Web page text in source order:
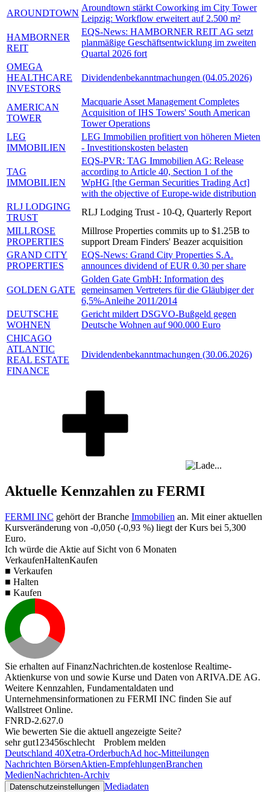
AROUNDTOWN
Aroundtown stärkt Coworking im City Tower
Leipzig: Workflow erweitert auf 2.500 m²
HAMBORNER
REIT
EQS-News: HAMBORNER REIT AG setzt
planmäßige Geschäftsentwicklung im zweiten
Quartal 2026 fort
OMEGA
HEALTHCARE
INVESTORS
Dividendenbekanntmachungen (04.05.2026)
AMERICAN
TOWER
Macquarie Asset Management Completes
Acquisition of IHS Towers' South American
Tower Operations
LEG
IMMOBILIEN
LEG Immobilien profitiert von höheren Mieten
- Investitionskosten belasten
TAG
IMMOBILIEN
EQS-PVR: TAG Immobilien AG: Release
according to Article 40, Section 1 of the
WpHG [the German Securities Trading Act]
with the objective of Europe-wide distribution
RLJ LODGING
TRUST
RLJ Lodging Trust - 10-Q, Quarterly Report
MILLROSE
PROPERTIES
Millrose Properties commits up to $1.25B to
support Dream Finders' Beazer acquisition
GRAND CITY
PROPERTIES
EQS-News: Grand City Properties S.A.
announces dividend of EUR 0.30 per share
GOLDEN GATE
Golden Gate GmbH: Information des
gemeinsamen Vertreters für die Gläubiger der
6,5%-Anleihe 2011/2014
DEUTSCHE
WOHNEN
Gericht mildert DSGVO-Bußgeld gegen
Deutsche Wohnen auf 900.000 Euro
CHICAGO
ATLANTIC
REAL ESTATE
FINANCE
Dividendenbekanntmachungen (30.06.2026)
Aktuelle Kennzahlen zu FERMI
FERMI INC gehört der Branche Immobilien an. Mit einer aktuellen
Kursveränderung von -0,050 (-0,93 %) liegt der Kurs bei 5,300
Euro.
Ich würde die Aktie auf Sicht von 6 Monaten
VerkaufenHaltenKaufen
■ Verkaufen
■ Halten
■ Kaufen
Sie erhalten auf FinanzNachrichten.de kostenlose Realtime-
Aktienkurse von und sowie Kurse und Daten von ARIVA.DE AG.
Weitere Kennzahlen, Fundamentaldaten und
Unternehmensinformationen zu FERMI INC finden Sie auf
Wallstreet Online.
FNRD-2.627.0
Wie bewerten Sie die aktuell angezeigte Seite?
sehr gut1 23456schlecht
Problem melden
Deutschland 40Xetra-OrderbuchAd hoc-Mitteilungen
Nachrichten BörsenAktien-EmpfehlungenBranchen
MedienNachrichten-Archiv
Datenschutzeinstellungen Mediadaten